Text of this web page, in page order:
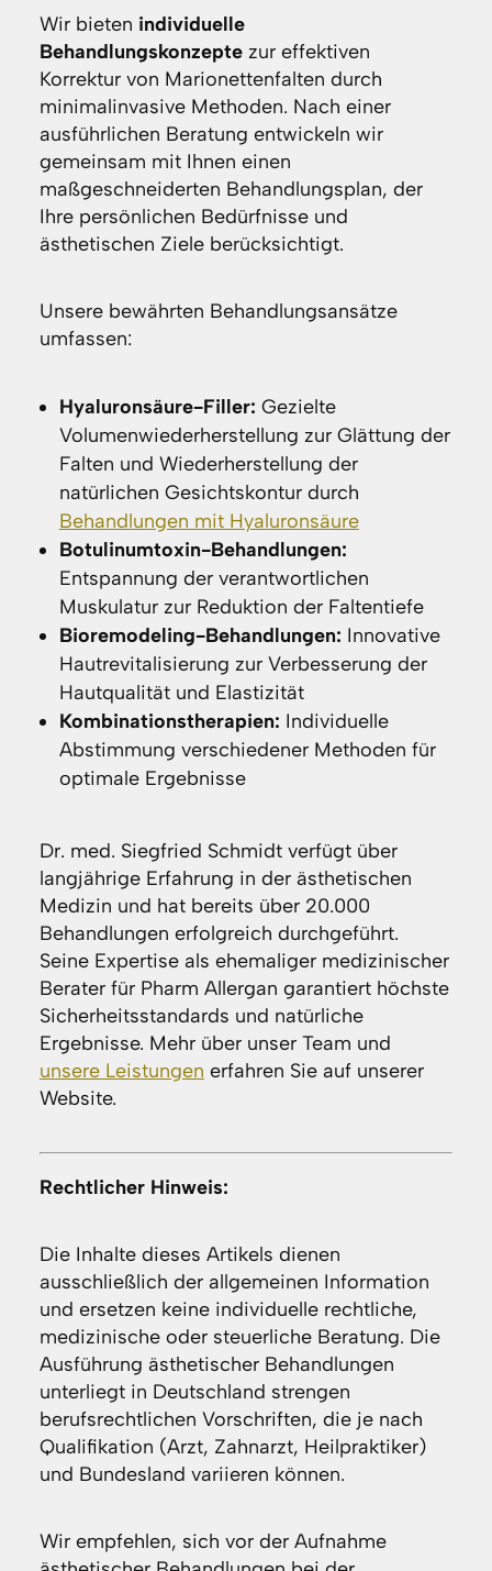
Wir bieten individuelle
Behandlungskonzeptezur effektiven
Korrektur von Marionettenfalten durch
minimalinvasive Methoden. Nach einer
ausführlichen Beratung entwickeln wir
gemeinsam mit Ihnen einen
maßgeschneiderten Behandlungsplan, der
Ihre persönlichen Bedürfnisse und
ästhetischen Ziele berücksichtigt.
Unsere bewährten Behandlungsansätze
umfassen:
Hyaluronsäure-Filler: Gezielte
Volumenwiederherstellung zur Glättung der
Falten und Wiederherstellung der
natürlichen Gesichtskontur durch
Behandlungen mit Hyaluronsäure
Botulinumtoxin-Behandlungen:
Entspannung der verantwortlichen
Muskulatur zur Reduktion der Faltentiefe
Bioremodeling-Behandlungen: Innovative
Hautrevitalisierung zur Verbesserung der
Hautqualität und Elastizität
Kombinationstherapien: Individuelle
Abstimmung verschiedener Methoden für
optimale Ergebnisse
Dr. med. Siegfried Schmidt verfügt über
langjährige Erfahrung in der ästhetischen
Medizin und hat bereits über 20.000
Behandlungen erfolgreich durchgeführt.
Seine Expertise als ehemaliger medizinischer
Berater für Pharm Allergan garantiert höchste
Sicherheitsstandards und natürliche
Ergebnisse. Mehr über unser Team und
unsere Leistungen erfahren Sie auf unserer
Website.
Rechtlicher Hinweis:
Die Inhalte dieses Artikels dienen
ausschließlich der allgemeinen Information
und ersetzen keine individuelle rechtliche,
medizinische oder steuerliche Beratung. Die
Ausführung ästhetischer Behandlungen
unterliegt in Deutschland strengen
berufsrechtlichen Vorschriften, die je nach
Qualifikation (Arzt, Zahnarzt, Heilpraktiker)
und Bundesland variieren können.
Wir empfehlen, sich vor der Aufnahme